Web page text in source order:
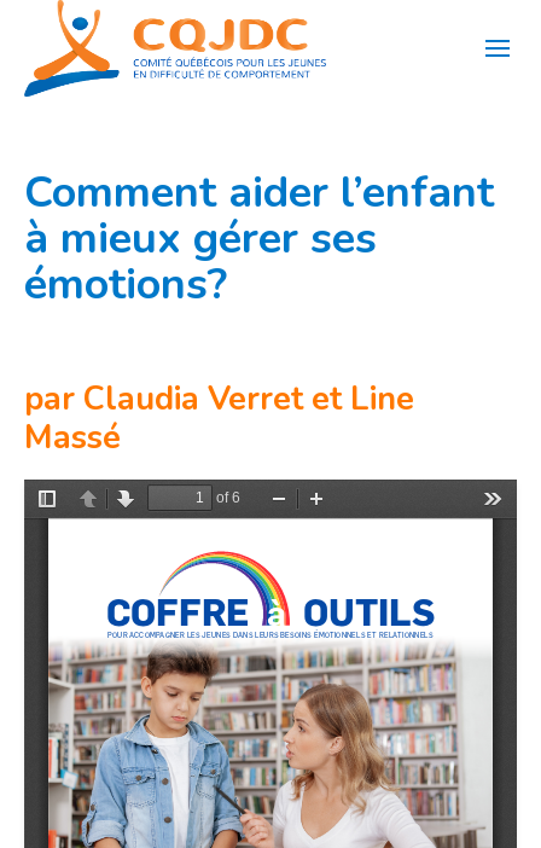
contenu
Comment aider l’enfant
à mieux gérer ses
émotions?
par Claudia Verret et Line
Massé